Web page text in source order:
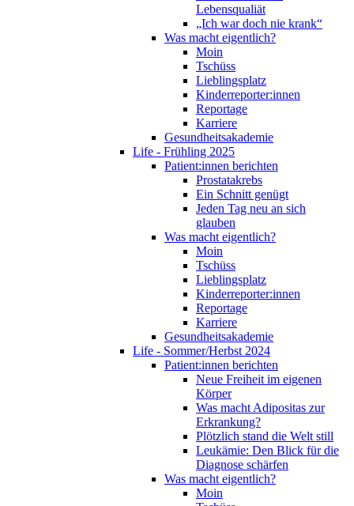
Lebensqualiät
„Ich war doch nie krank“
Was macht eigentlich?
Moin
Tschüss
Lieblingsplatz
Kinderreporter:innen
Reportage
Karriere
Gesundheitsakademie
Life - Frühling 2025
Patient:innen berichten
Prostatakrebs
Ein Schnitt genügt
Jeden Tag neu an sich
glauben
Was macht eigentlich?
Moin
Tschüss
Lieblingsplatz
Kinderreporter:innen
Reportage
Karriere
Gesundheitsakademie
Life - Sommer/Herbst 2024
Patient:innen berichten
Neue Freiheit im eigenen
Körper
Was macht Adipositas zur
Erkrankung?
Plötzlich stand die Welt still
Leukämie: Den Blick für die
Diagnose schärfen
Was macht eigentlich?
Moin